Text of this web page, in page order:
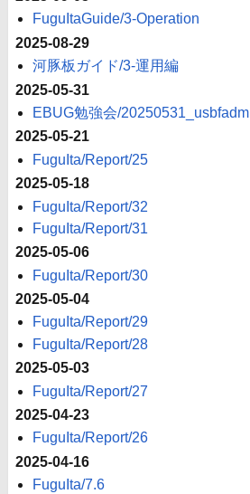
FuguItaGuide/3-Operation
2025-08-29
河豚板ガイド/3-運用編
2025-05-31
EBUG勉強会/20250531_usbfadm
2025-05-21
FuguIta/Report/25
2025-05-18
FuguIta/Report/32
FuguIta/Report/31
2025-05-06
FuguIta/Report/30
2025-05-04
FuguIta/Report/29
FuguIta/Report/28
2025-05-03
FuguIta/Report/27
2025-04-23
FuguIta/Report/26
2025-04-16
FuguIta/7.6